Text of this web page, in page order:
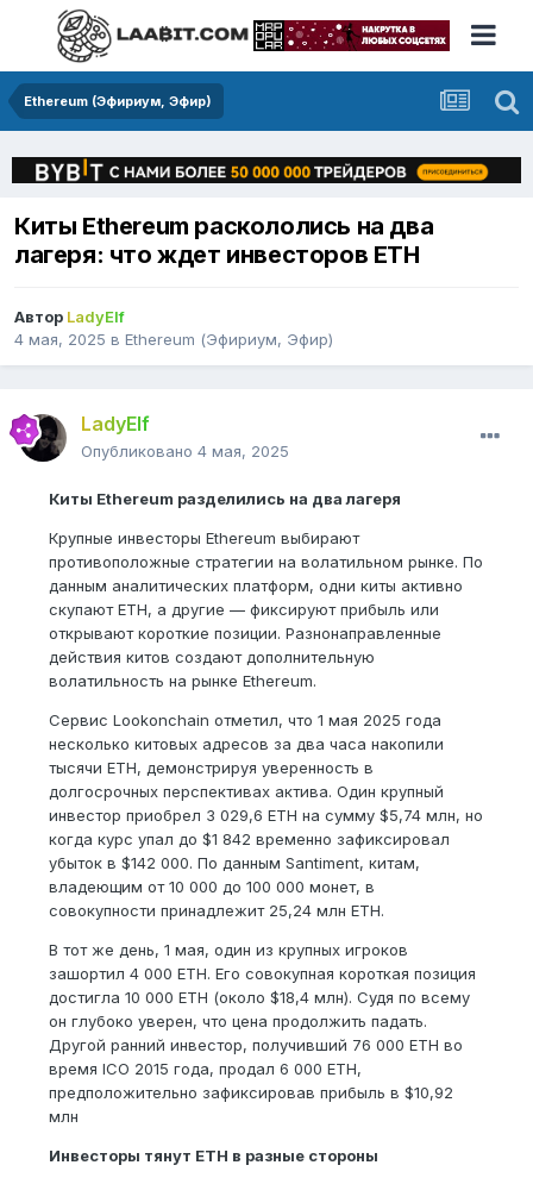
Ethereum (Эфириум, Эфир)
Киты Ethereum раскололись на два
лагеря: что ждет инвесторов ETH
Автор LadyElf
4 мая, 2025 в Ethereum (Эфириум, Эфир)
LadyElf
Опубликовано 4 мая, 2025
Киты Ethereum разделились на два лагеря
Крупные инвесторы Ethereum выбирают
противоположные стратегии на волатильном рынке. По
данным аналитических платформ, одни киты активно
скупают ETH, а другие — фиксируют прибыль или
открывают короткие позиции. Разнонаправленные
действия китов создают дополнительную
волатильность на рынке Ethereum.
Сервис Lookonchain отметил, что 1 мая 2025 года
несколько китовых адресов за два часа накопили
тысячи ETH, демонстрируя уверенность в
долгосрочных перспективах актива. Один крупный
инвестор приобрел 3 029,6 ETH на сумму $5,74 млн, но
когда курс упал до $1 842 временно зафиксировал
убыток в $142 000. По данным Santiment, китам,
владеющим от 10 000 до 100 000 монет, в
совокупности принадлежит 25,24 млн ETH.
В тот же день, 1 мая, один из крупных игроков
зашортил 4 000 ETH. Его совокупная короткая позиция
достигла 10 000 ETH (около $18,4 млн). Судя по всему
он глубоко уверен, что цена продолжить падать.
Другой ранний инвестор, получивший 76 000 ETH во
время ICO 2015 года, продал 6 000 ETH,
предположительно зафиксировав прибыль в $10,92
млн
Инвесторы тянут ETH в разные стороны